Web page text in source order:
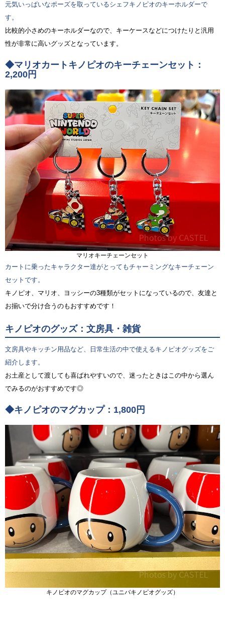
元気いっぱいなポーズを取っているシェフキノピオのキーホルダーで
す。
比較的小さめのキーホルダーなので、キーケースなどにつけたりと汎用
性が非常に高いグッズとなっています。
◆マリオカートキノピオのキーチェーンセット：
2,200円
マリオキーチェーンセット
カートに乗ったキャラクター達がとってもチャーミングなキーチェーン
セットです。
キノピオ、マリオ、ヨッシーの3種類がセットになっているので、友達と
お揃いで分け合うのもおすすめです！
キノピオのグッズ：文房具・雑貨
文房具やキッチン用品など、日常生活の中で使えるキノピオグッズをご
紹介します。
お土産として渡しても喜ばれやすいので、迷ったときはこの中から選ん
でみるのがおすすめです◎
◆キノピオのマグカップ：1,800円
キノピオのマグカップ（ユニバキノピオグッズ）